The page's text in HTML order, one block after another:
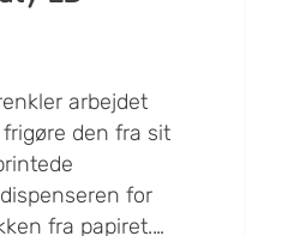
arbejdet
den fra sit
for
fra papiret.